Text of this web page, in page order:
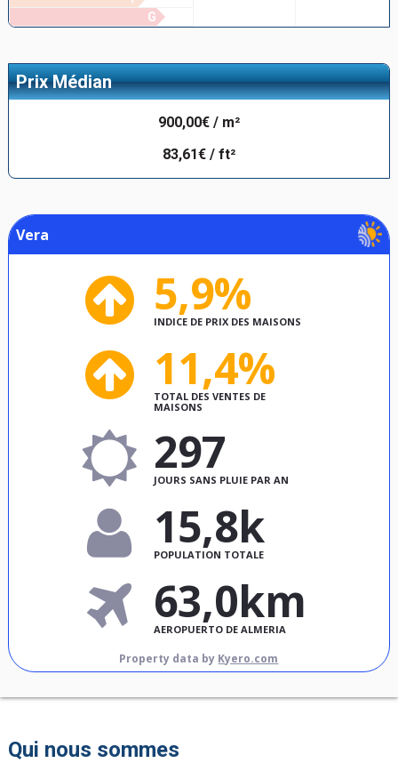
G
Prix Médian
900,00€ / m²
83,61€ / ft²
Vera
5,9%
INDICE DE PRIX DES MAISONS
11,4%
TOTAL DES VENTES DE
MAISONS
297
JOURS SANS PLUIE PAR AN
15,8k
POPULATION TOTALE
63,0km
AEROPUERTO DE ALMERIA
Property data by Kyero.com
Qui nous sommes